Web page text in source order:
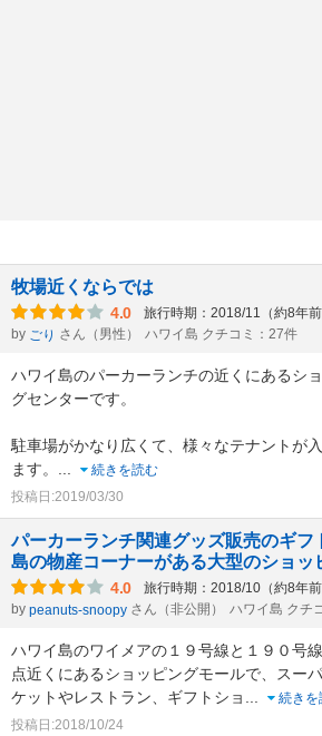
牧場近くならでは
4.0 旅行時期：2018/11（約8年前
by ごり さん（男性） ハワイ島 クチコミ：27件
ハワイ島のパーカーランチの近くにあるシ
グセンターです。
駐車場がかなり広くて、様々なテナントが
ます。
続きを読む
投稿日:2019/03/30
パーカーランチ関連グッズ販売のギフ
島の物産コーナーがある大型のショッ
4.0 旅行時期：2018/10（約8年前
by peanuts-snoopy さん（非公開） ハワイ島 クチ
ハワイ島のワイメアの１９号線と１９０号
点近くにあるショッピングモールで、スー
ケットやレストラン、ギフトショ
続きを
投稿日:2018/10/24